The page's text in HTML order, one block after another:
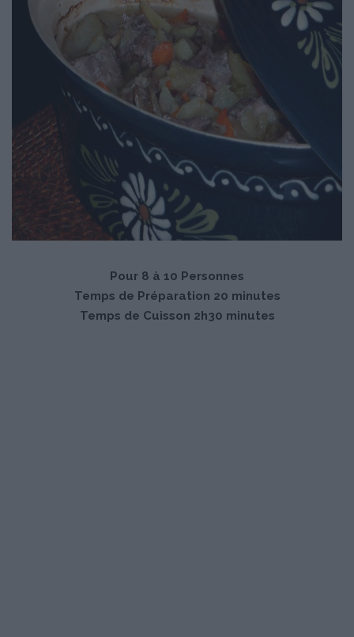
Pour 8 à 10 Personnes
Temps de Préparation 20 minutes
Temps de Cuisson 2h30 minutes